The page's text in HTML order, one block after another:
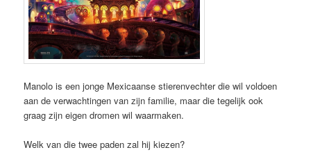
Manolo is een jonge Mexicaanse stierenvechter die wil voldoen
aan de verwachtingen van zijn familie, maar die tegelijk ook
graag zijn eigen dromen wil waarmaken.
Welk van die twee paden zal hij kiezen?